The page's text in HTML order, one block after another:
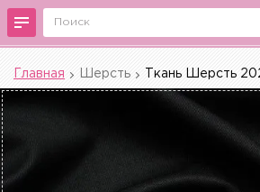
Главная Шерсть Ткань Шерсть